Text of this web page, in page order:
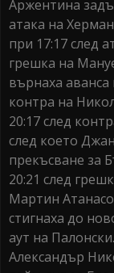
Аржентина
атака на
при 17:17 след
грешка на
върнаха аванса
контра на
20:17 след
след което
прекъсване за
20:21 след
Мартин
стигнаха до
аут на
Александър